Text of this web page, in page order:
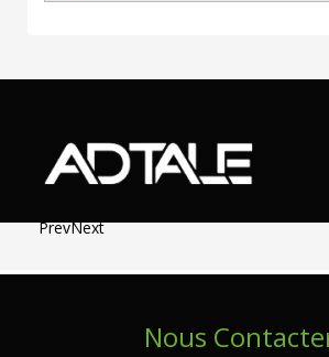
PrevNext
Nous